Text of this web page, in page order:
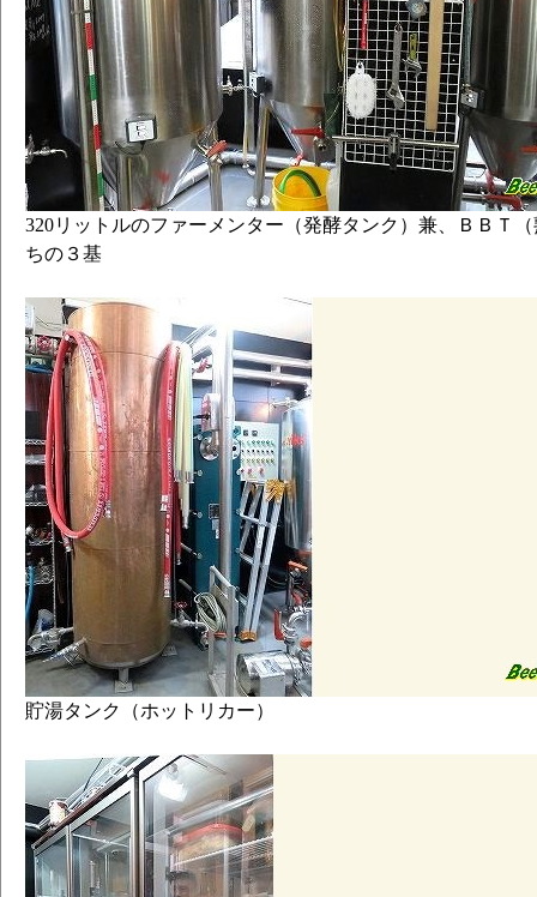
320リットルのファーメンター（発酵タンク）兼、ＢＢＴ
ちの３基
貯湯タンク（ホットリカー）